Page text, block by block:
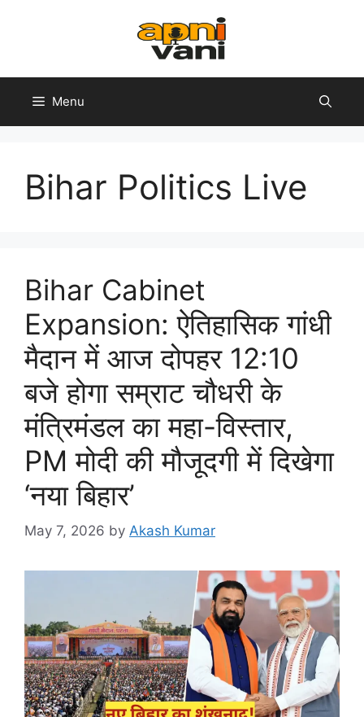
Menu
Bihar Politics Live
Bihar Cabinet
Expansion: ऐतिहासिक गांधी
मैदान में आज दोपहर 12:10
बजे होगा सम्राट चौधरी के
मंत्रिमंडल का महा-विस्तार,
PM मोदी की मौजूदगी में दिखेगा
‘नया बिहार’
May 7, 2026 by Akash Kumar